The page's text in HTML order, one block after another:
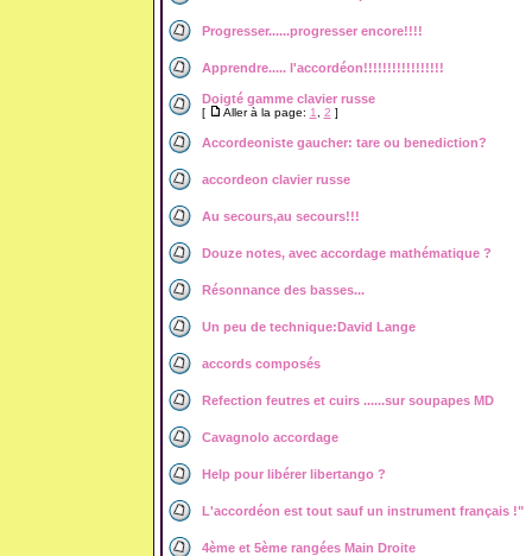
Progresser......progresser encore!!!!
Apprendre..... l'accordéon!!!!!!!!!!!!!!!!!
Doigté gamme clavier russe
[ Aller à la page: 1 2 ]
Accordeoniste gaucher: tare ou benediction?
accordeon clavier russe
Au secours,au secours!!!
Douze notes, avec accordage mathématique ?
Résonnance des basses...
Un peu de technique:David Lange
accords composés
Refection feutres et cuirs ......sur soupapes MD
Cavagnolo accordage
Help pour libérer libertango ?
L'accordéon est tout sauf un instrument français !"
4ème et 5ème rangées Main Droite